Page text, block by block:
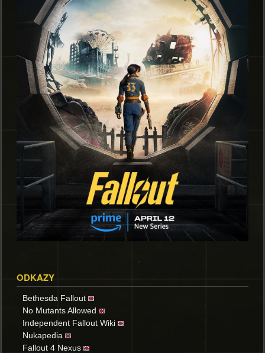
ODKAZY
Bethesda Fallout
No Mutants Allowed
Independent Fallout Wiki
Nukapedia
Fallout 4 Nexus